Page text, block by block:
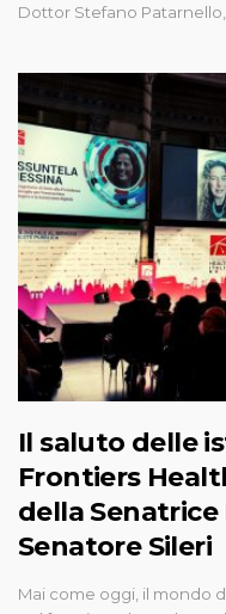
Dottor Stefano Patarnello,
Il saluto delle
Frontiers
della Senatrice
Senatore Sileri
Mai come oggi, il mondo